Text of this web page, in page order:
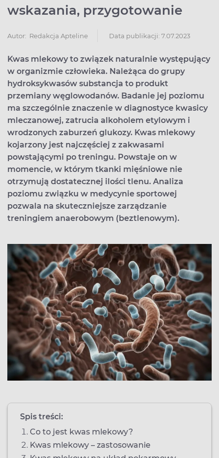
wskazania, przygotowanie
Autor: Redakcja Apteline Data publikacji: 7.07.2023
Kwas mlekowy to związek naturalnie występujący
w organizmie człowieka. Należąca do grupy
hydroksykwasów substancja to produkt
przemiany węglowodanów. Badanie jej poziomu
ma szczególnie znaczenie w diagnostyce kwasicy
mleczanowej, zatrucia alkoholem etylowym i
wrodzonych zaburzeń glukozy. Kwas mlekowy
kojarzony jest najczęściej z zakwasami
powstającymi po treningu. Powstaje on w
momencie, w którym tkanki mięśniowe nie
otrzymują dostatecznej ilości tlenu. Analiza
poziomu związku w medycynie sportowej
pozwala na skuteczniejsze zarządzanie
treningiem anaerobowym (beztlenowym).
Spis treści:
Co to jest kwas mlekowy?
Kwas mlekowy – zastosowanie